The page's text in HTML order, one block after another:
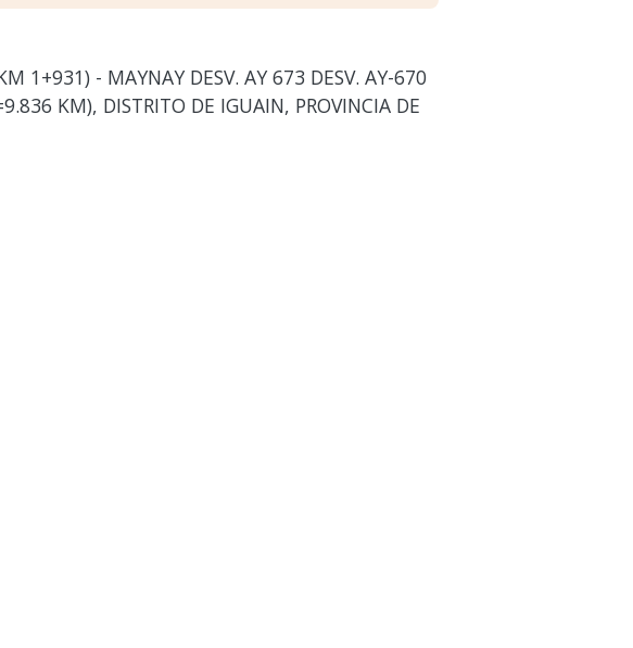
1+931) - MAYNAY DESV. AY 673 DESV. AY-670
KM), DISTRITO DE IGUAIN, PROVINCIA DE